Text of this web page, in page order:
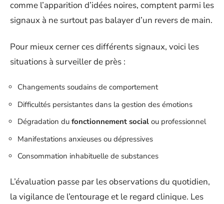
comme l’apparition d’idées noires, comptent parmi les
signaux à ne surtout pas balayer d’un revers de main.
Pour mieux cerner ces différents signaux, voici les
situations à surveiller de près :
Changements soudains de comportement
Difficultés persistantes dans la gestion des émotions
Dégradation du fonctionnement social ou professionnel
Manifestations anxieuses ou dépressives
Consommation inhabituelle de substances
L’évaluation passe par les observations du quotidien,
la vigilance de l’entourage et le regard clinique. Les